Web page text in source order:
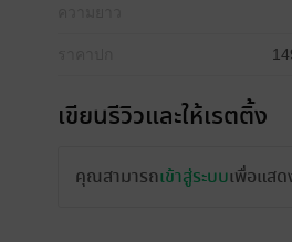
เขียนรีวิวและให้เรตติ้ง
คุณสามารถเข้าสู่ระบบเพื่อแส